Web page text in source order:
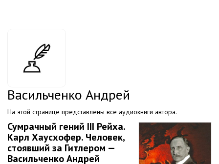
Васильченко Андрей
На этой странице представлены все аудиокниги автора.
Сумрачный гений III Рейха.
Карл Хаусхофер. Человек,
стоявший за Гитлером —
Васильченко Андрей